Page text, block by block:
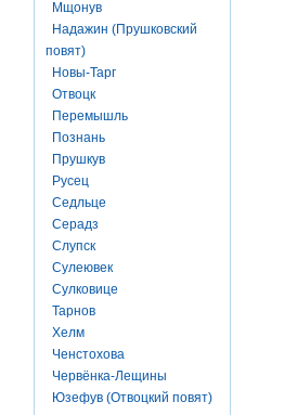
Мщонув
Надажин (Прушковский
повят)
Новы-Тарг
Отвоцк
Перемышль
Познань
Прушкув
Русец
Седльце
Серадз
Слупск
Сулеювек
Сулковице
Тарнов
Хелм
Ченстохова
Червёнка-Лещины
Юзефув (Отвоцкий повят)